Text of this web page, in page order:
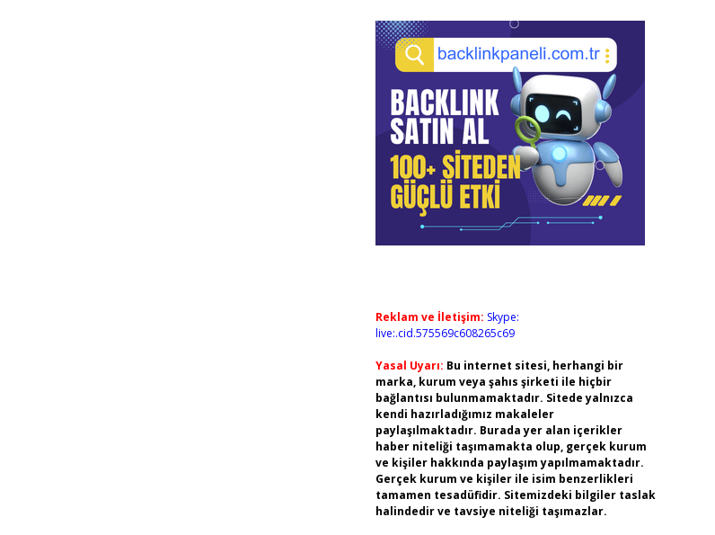
Reklam ve İletişim: Skype:
live:.cid.575569c608265c69
Yasal Uyarı: Bu internet sitesi, herhangi bir
marka, kurum veya şahıs şirketi ile hiçbir
bağlantısı bulunmamaktadır. Sitede yalnızca
kendi hazırladığımız makaleler
paylaşılmaktadır. Burada yer alan içerikler
haber niteliği taşımamakta olup, gerçek kurum
ve kişiler hakkında paylaşım yapılmamaktadır.
Gerçek kurum ve kişiler ile isim benzerlikleri
tamamen tesadüfidir. Sitemizdeki bilgiler taslak
halindedir ve tavsiye niteliği taşımazlar.